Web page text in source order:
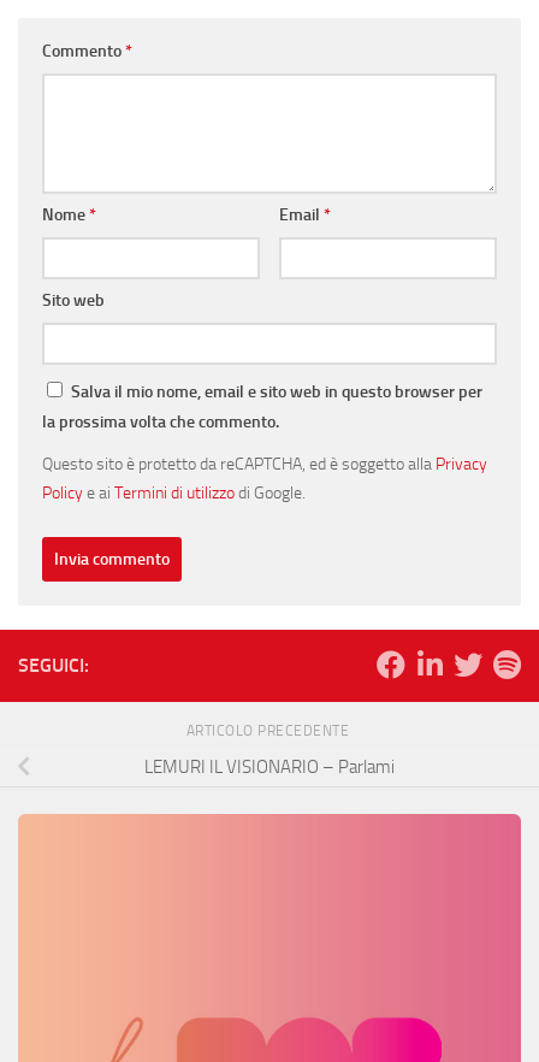
Commento*
Nome* Email *
Sito web
Salva il mio nome, email e sito web in questo browser per
la prossima volta che commento.
Questo sito è protetto da reCAPTCHA, ed è soggetto alla Privacy
Policye ai Termini di utilizzodi Google.
SEGUICI:
ARTICOLO PRECEDENTE
LEMURI IL VISIONARIO – Parlami